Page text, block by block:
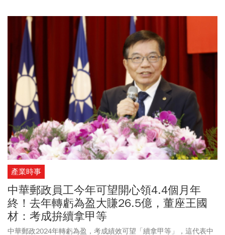
產業時事
中華郵政員工今年可望開心領4.4個月年
終！去年轉虧為盈大賺26.5億，董座王國
材：考成拚續拿甲等
中華郵政2024年轉虧為盈，考成績效可望「續拿甲等」，這代表中